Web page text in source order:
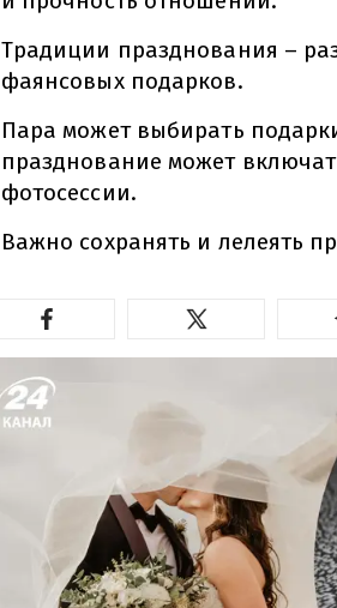
Традиции празднования –
фаянсовых подарков.
Пара может выбирать
празднование может
фотосессии.
Важно сохранять и лелеять